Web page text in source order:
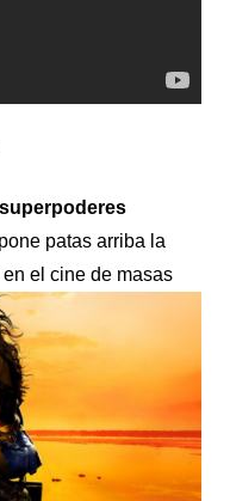
patas arriba la
el cine de masas